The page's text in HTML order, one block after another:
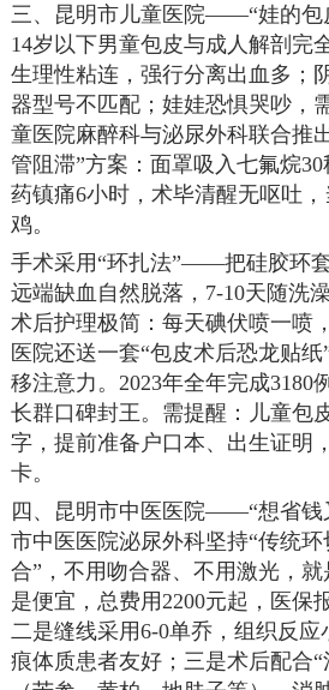
三、昆明市儿童医院——“娃的包
14岁以下男童包皮与成人解剖完
生理性粘连，强行分离出血多；
器型号不匹配；娃娃恐惧哭吵，
童医院麻醉科与泌尿外科联合推
管阻滞”方案：面罩吸入七氟烷
药镇痛6小时，术毕清醒无呕吐
鸡。
手术采用“环扎法”——把硅胶环
远端缺血自然脱落，7-10天随洗
术后护理极简：每天碘伏喷一喷
医院还送一套“包皮术后恐龙贴
移注意力。2023年全年完成3180
长群口碑封王。需提醒：儿童包
字，提前准备户口本、出生证明
卡。
四、昆明市中医医院——“想省钱
市中医医院泌尿外科坚持“传统
合”，不用吻合器、不用激光，
是便宜，总费用2200元起，医保
二是缝线采用6-0单乔，组织反
痕体质患者友好；三是术后配合